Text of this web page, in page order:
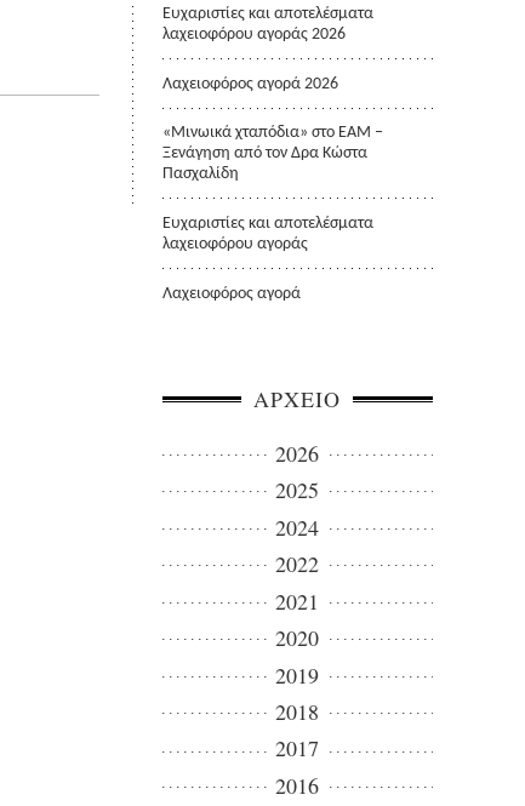
Ευχαριστίες και αποτελέσματα
λαχειοφόρου αγοράς 2026
Λαχειοφόρος αγορά 2026
«Μινωικά χταπόδια» στο ΕΑΜ –
Ξενάγηση από τον Δρα Κώστα
Πασχαλίδη
Ευχαριστίες και αποτελέσματα
λαχειοφόρου αγοράς
Λαχειοφόρος αγορά
ΑΡΧΕΙΟ
2026
2025
2024
2022
2021
2020
2019
2018
2017
2016